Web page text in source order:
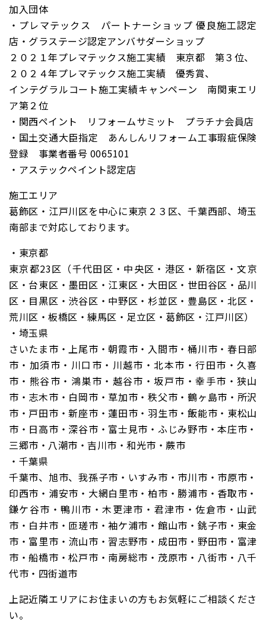
加入団体
・プレマテックス パートナーショップ 優良施工認定
店・グラステージ認定アンバサダーショップ
２０２１年プレマテックス施工実績 東京都 第３位、
２０２４年プレマテックス施工実績 優秀賞、
インテグラルコート施工実績キャンペーン 南関東エリ
ア第２位
・関西ペイント リフォームサミット プラチナ会員店
・国土交通大臣指定 あんしんリフォーム工事瑕疵保険
登録 事業者番号 0065101
・アステックペイント認定店
施工エリア
葛飾区・江戸川区を中心に東京２３区、千葉西部、埼玉
南部まで対応しております。
・東京都
東京都23区（千代田区・中央区・港区・新宿区・文京
区・台東区・墨田区・江東区・大田区・世田谷区・品川
区・目黒区・渋谷区・中野区・杉並区・豊島区・北区・
荒川区・板橋区・練馬区・足立区・葛飾区・江戸川区）
・埼玉県
さいたま市・上尾市・朝霞市・入間市・桶川市・春日部
市・加須市・川口市・川越市・北本市・行田市・久喜
市・熊谷市・鴻巣市・越谷市・坂戸市・幸手市・狭山
市・志木市・白岡市・草加市・秩父市・鶴ヶ島市・所沢
市・戸田市・新座市・蓮田市・羽生市・飯能市・東松山
市・日高市・深谷市・富士見市・ふじみ野市・本庄市・
三郷市・八潮市・吉川市・和光市・蕨市
・千葉県
千葉市、旭市、我孫子市・いすみ市・市川市・市原市・
印西市・浦安市・大網白里市・柏市・勝浦市・香取市・
鎌ケ谷市・鴨川市・木更津市・君津市・佐倉市・山武
市・白井市・匝瑳市・袖ケ浦市・館山市・銚子市・東金
市・富里市・流山市・習志野市・成田市・野田市・富津
市・船橋市・松戸市・南房総市・茂原市・八街市・八千
代市・四街道市
上記近隣エリアにお住まいの方もお気軽にご相談くださ
い。